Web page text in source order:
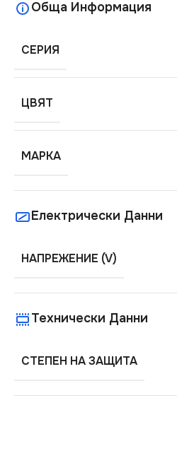
Обща Информация
СЕРИЯ
ЦВЯТ
МАРКА
Електрически Данни
НАПРЕЖЕНИЕ (V)
Технически Данни
СТЕПЕН НА ЗАЩИТА